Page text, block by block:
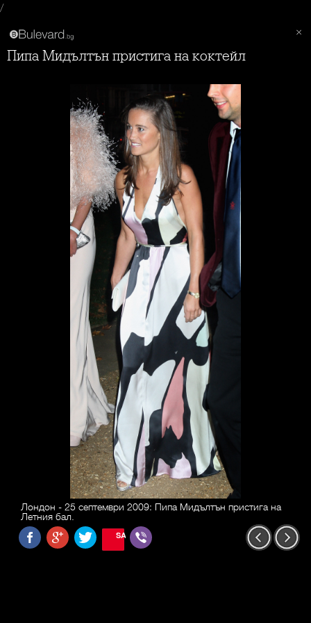
/
Пипа Мидълтън пристига на коктейл
Лондон - 25 септември 2009: Пипа Мидълтън пристига на
Летния бал.
SAVE